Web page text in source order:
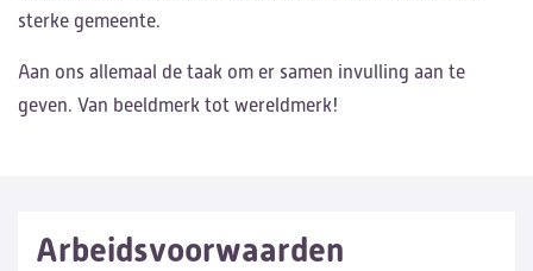
sterke gemeente.
Aan ons allemaal de taak om er samen invulling aan te
geven. Van beeldmerk tot wereldmerk!
Arbeidsvoorwaarden